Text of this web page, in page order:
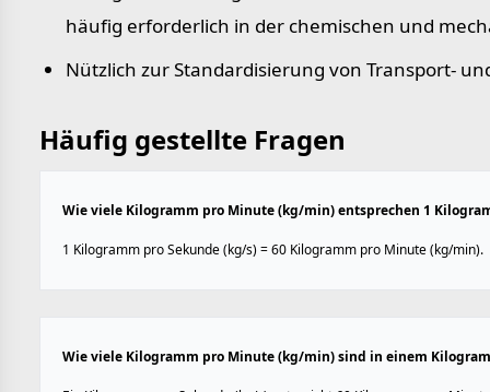
häufig erforderlich in der chemischen und
Nützlich zur Standardisierung von Transport-
Häufig gestellte Fragen
Wie viele Kilogramm pro Minute (kg/min) entsprechen 1
1 Kilogramm pro Sekunde (kg/s) = 60 Kilogramm pro Minute (kg/min).
Wie viele Kilogramm pro Minute (kg/min) sind in einem